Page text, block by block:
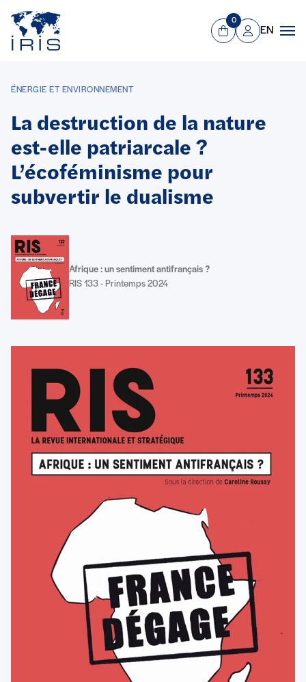
Aller au contenu principal
Panier
0
Mon compte
EN
ÉNERGIE ET ENVIRONNEMENT
La destruction de la nature
est-elle patriarcale ?
L’écoféminisme pour
subvertir le dualisme
Afrique : un sentiment antifrançais ?
RIS 133 - Printemps 2024